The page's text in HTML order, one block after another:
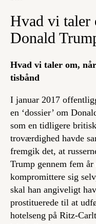
Hvad vi taler
Donald
Hvad vi taler om,
tisbånd
I januar 2017
en ‘dossier’ om
som en tidligere
troværdighed havde
fremgik det, at
Trump gennem fem
kompromittere sig
skal han angiveligt
prostituerede til at
hotelseng på Ritz-